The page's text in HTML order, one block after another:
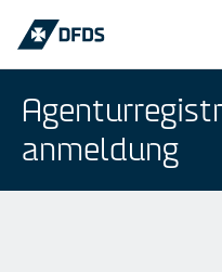
anmeldung